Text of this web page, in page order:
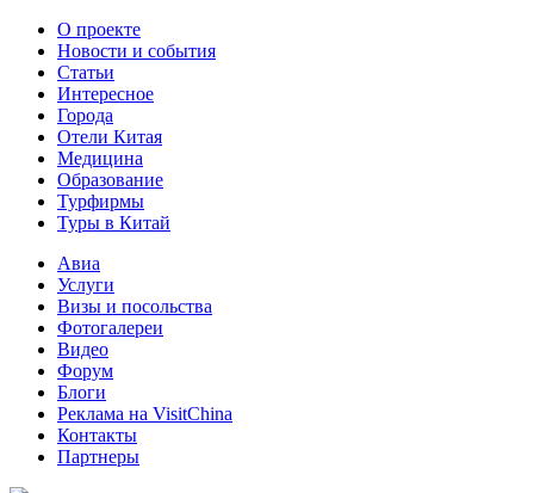
О проекте
Новости и события
Статьи
Интересное
Города
Отели Китая
Медицина
Образование
Турфирмы
Туры в Китай
Авиа
Услуги
Визы и посольства
Фотогалереи
Видео
Форум
Блоги
Реклама на VisitChina
Контакты
Партнеры